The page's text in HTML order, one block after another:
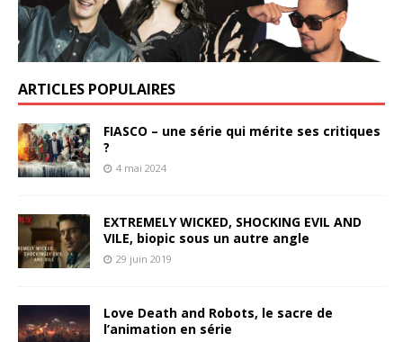
ARTICLES POPULAIRES
FIASCO – une série qui mérite ses critiques
?
4 mai 2024
EXTREMELY WICKED, SHOCKING EVIL AND
VILE, biopic sous un autre angle
29 juin 2019
Love Death and Robots, le sacre de
l’animation en série